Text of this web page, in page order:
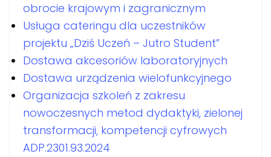
obrocie krajowym i zagranicznym
Usługa cateringu dla uczestników
projektu „Dziś Uczeń – Jutro Student”
Dostawa akcesoriów laboratoryjnych
Dostawa urządzenia wielofunkcyjnego
Organizacja szkoleń z zakresu
nowoczesnych metod dydaktyki, zielonej
transformacji, kompetencji cyfrowych
ADP.2301.93.2024